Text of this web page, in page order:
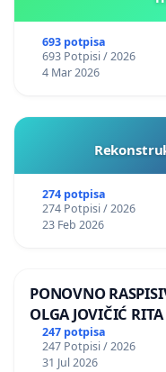
693 potpisa
693 Potpisi / 2026
4 Mar 2026
274 potpisa
274 Potpisi / 2026
23 Feb 2026
PONOVNO
OLGA JOVIČIĆ
247 potpisa
247 Potpisi / 2026
31 Jul 2026